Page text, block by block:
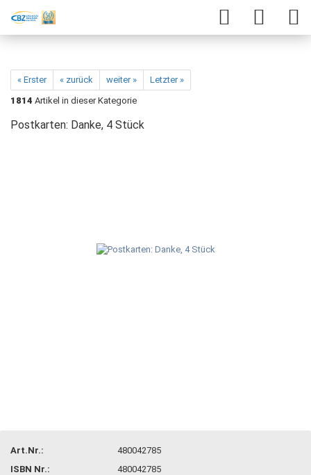
« Erster « zurück weiter »
Letzter »
1814 Artikel in dieser Kategorie
Postkarten: Danke, 4 Stück
Art.Nr.:
480042785
ISBN Nr.:
480042785